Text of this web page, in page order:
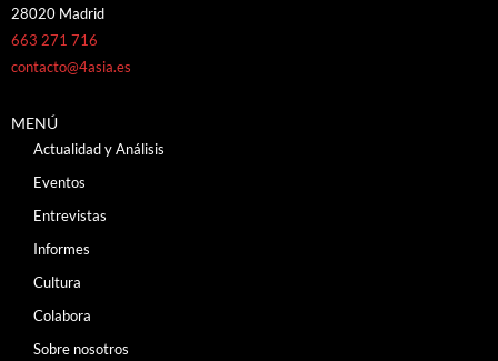
28020 Madrid
663 271 716
contacto@4asia.es
MENÚ
Actualidad y Análisis
Eventos
Entrevistas
Informes
Cultura
Colabora
Sobre nosotros